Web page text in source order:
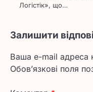
Логістік», що…
Залишити
Ваша e-mail адреса
Обов’язкові поля